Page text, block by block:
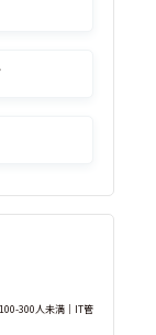
300人未満｜IT管